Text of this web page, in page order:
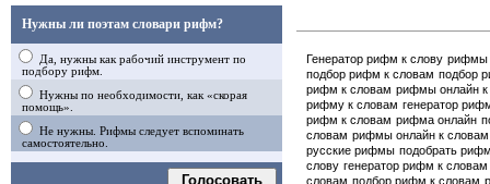
Нужны ли поэтам словари рифм?
Да, нужны как рабочий инструмент по
подбору рифм.
Нужны по необходимости, как «скорая
помощь».
Не нужны. Рифмы следует вспоминать
самостоятельно.
Голосовать
Генератор рифм к слову рифмы
подбор рифм к словам подбор
рифм к словам рифмы онлайн к
рифму к словам генератор
рифм к словам рифма онлайн
словам рифмы онлайн к словам
русские рифмы подобрать
слову генератор рифм к словам
словам подбор рифм к словам